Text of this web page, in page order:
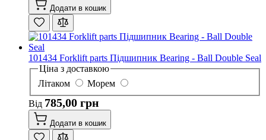
Додати в кошик
101434 Forklift parts Підшипник Bearing - Ball Double Seal
Ціна з доставкою
Літаком
Морем
Від 785,00 грн
Додати в кошик